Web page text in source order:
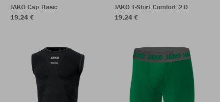
JAKO Cap Basic
19,24 €
JAKO T-Shirt Comfort 2.0
19,24 €